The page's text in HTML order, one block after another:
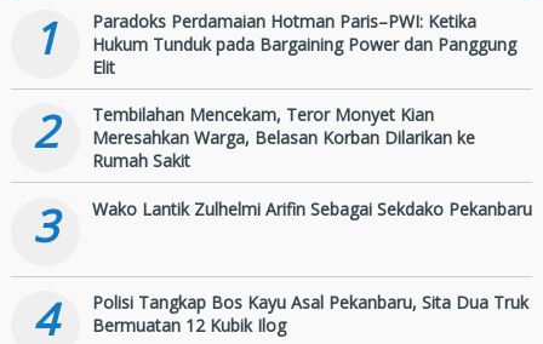
1
Paradoks Perdamaian Hotman Paris–PWI: Ketika
Hukum Tunduk pada Bargaining Power dan Panggung
Elit
2
Tembilahan Mencekam, Teror Monyet Kian
Meresahkan Warga, Belasan Korban Dilarikan ke
Rumah Sakit
3 Wako Lantik Zulhelmi Arifin Sebagai Sekdako Pekanbaru
4
Polisi Tangkap Bos Kayu Asal Pekanbaru, Sita Dua Truk
Bermuatan 12 Kubik Ilog